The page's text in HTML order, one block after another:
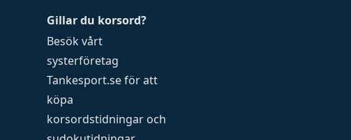
Gillar du korsord?
Besök vårt
systerföretag
Tankesport.seför att
köpa
korsordstidningar och